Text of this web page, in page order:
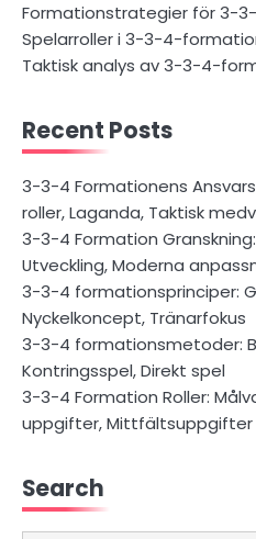
Formationstrategier för 3-
Spelarroller i 3-3-4-
Taktisk analys av 3-3-4-
Recent Posts
3-3-4 Formationens
roller, Laganda, Taktisk
3-3-4 Formation
Utveckling, Moderna
3-3-4 formationsprinciper:
Nyckelkoncept, Tränarfokus
3-3-4 formationsmetoder:
Kontringsspel, Direkt spel
3-3-4 Formation Roller:
uppgifter, Mittfältsuppgifter
Search